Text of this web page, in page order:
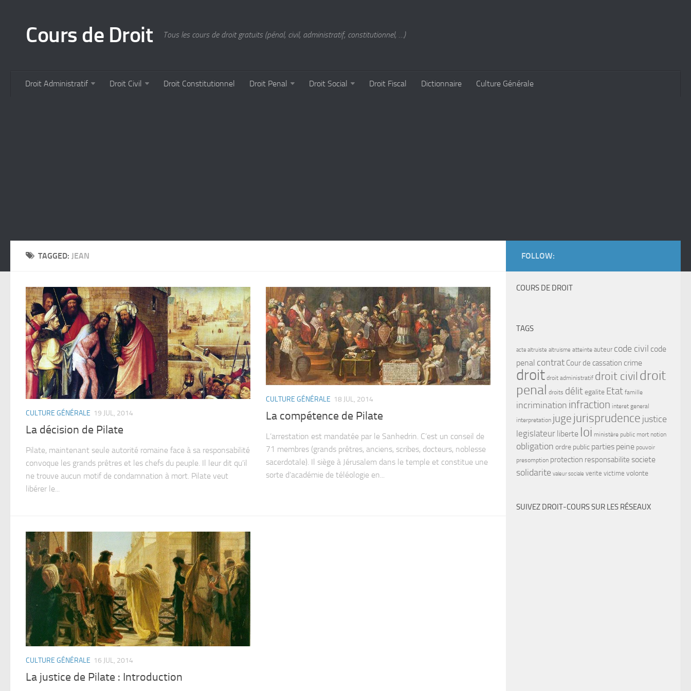
Cours de Droit Tous les cours de droit gratuits (pénal, civil, administratif, constitutionnel, …)
Droit Administratif Droit Civil Droit Constitutionnel Droit Penal Droit Social Droit Fiscal Dictionnaire Culture Générale
TAGGED: JEAN
CULTURE GÉNÉRALE 19 JUL, 2014
La décision de Pilate
Pilate, maintenant seule autorité romaine face à sa responsabilité
convoque les grands prêtres et les chefs du peuple. Il leur dit qu’il
ne trouve aucun motif de condamnation à mort. Pilate veut
libérer le...
CULTURE GÉNÉRALE 18 JUL, 2014
La compétence de Pilate
L’arrestation est mandatée par le Sanhedrin. C’est un conseil de
71 membres (grands prêtres, anciens, scribes, docteurs, noblesse
sacerdotale). Il siège à Jérusalem dans le temple et constitue une
sorte d’académie de téléologie en...
CULTURE GÉNÉRALE 16 JUL, 2014
La justice de Pilate : Introduction
FOLLOW:
COURS DE DROIT
TAGS
acte altruiste altruisme atteinte auteur code civil code
penal contrat Cour de cassation crime
droit droit administratif droit civil droit
penal droits délitegalite Etat famille
incrimination infraction interet general
interpretation juge jurisprudence justice
legislateur liberte loi ministère public mort notion
obligation ordre public parties peine pouvoir
presomption protection responsabilite societe
solidarite valeur sociale verite victime volonte
SUIVEZ DROIT-COURS SUR LES RÉSEAUX